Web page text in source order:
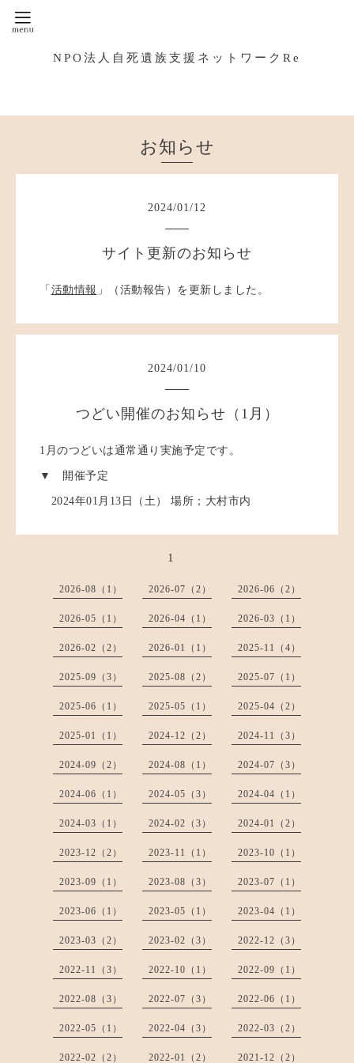
NPO法人自死遺族支援ネットワークRe
お知らせ
2024/01/12
サイト更新のお知らせ
「 活動情報 」（活動報告）を更新しました。
2024/01/10
つどい開催のお知らせ（1月）
1月のつどいは通常通り実施予定です。
▼ 開催予定
2024年01月13日（土） 場所；大村市内
1
2026-08（1） 2026-07（2） 2026-06（2）
2026-05（1） 2026-04（1） 2026-03（1）
2026-02（2） 2026-01（1） 2025-11（4）
2025-09（3） 2025-08（2） 2025-07（1）
2025-06（1） 2025-05（1） 2025-04（2）
2025-01（1） 2024-12（2） 2024-11（3）
2024-09（2） 2024-08（1） 2024-07（3）
2024-06（1） 2024-05（3） 2024-04（1）
2024-03（1） 2024-02（3） 2024-01（2）
2023-12（2） 2023-11（1） 2023-10（1）
2023-09（1） 2023-08（3） 2023-07（1）
2023-06（1） 2023-05（1） 2023-04（1）
2023-03（2） 2023-02（3） 2022-12（3）
2022-11（3） 2022-10（1） 2022-09（1）
2022-08（3） 2022-07（3） 2022-06（1）
2022-05（1） 2022-04（3） 2022-03（2）
2022-02（2） 2022-01（2） 2021-12（2）